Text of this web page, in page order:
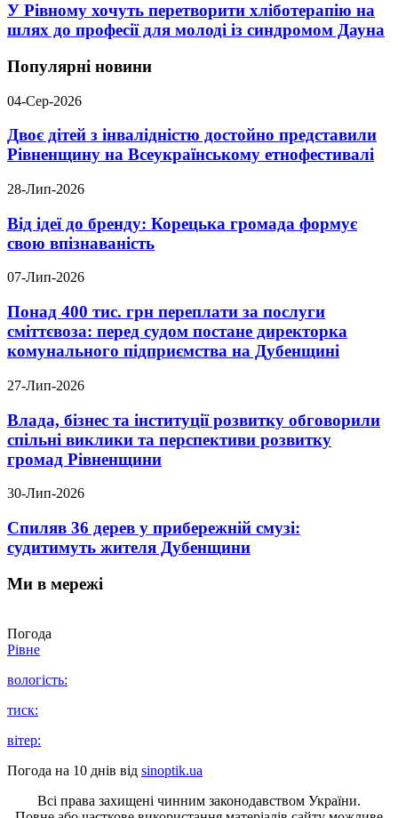
У Рівному хочуть перетворити хліботерапію на
шлях до професії для молоді із синдромом Дауна
Популярні новини
04-Сер-2026
Двоє дітей з інвалідністю достойно представили
Рівненщину на Всеукраїнському етнофестивалі
28-Лип-2026
Від ідеї до бренду: Корецька громада формує
свою впізнаваність
07-Лип-2026
Понад 400 тис. грн переплати за послуги
сміттєвоза: перед судом постане директорка
комунального підприємства на Дубенщині
27-Лип-2026
Влада, бізнес та інституції розвитку обговорили
спільні виклики та перспективи розвитку
громад Рівненщини
30-Лип-2026
Спиляв 36 дерев у прибережній смузі:
судитимуть жителя Дубенщини
Ми в мережі
Погода
Рівне
вологість:
тиск:
вітер:
Погода на 10 днів від sinoptik.ua
Всі права захищені чинним законодавством України.